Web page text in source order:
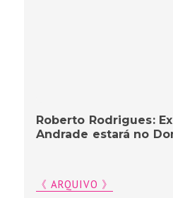
Roberto Rodrigues:
Andrade estará no
《 ARQUIVO 》